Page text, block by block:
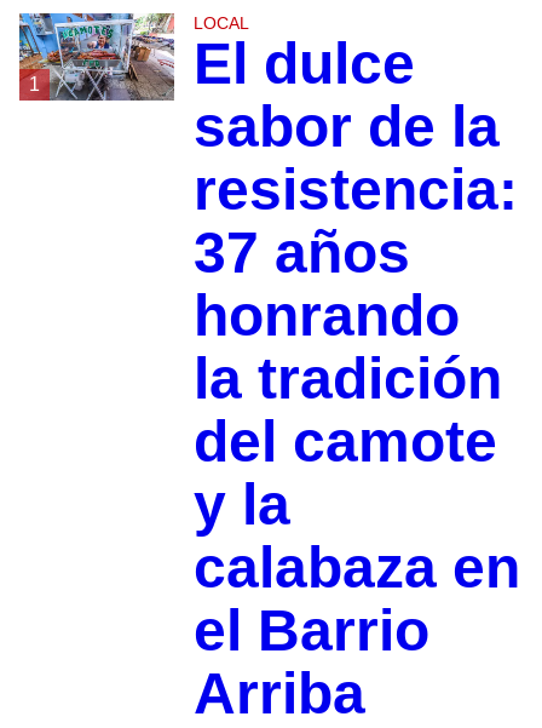
1
LOCAL
El dulce
sabor de la
resistencia:
37 años
honrando
la tradición
del camote
y la
calabaza en
el Barrio
Arriba